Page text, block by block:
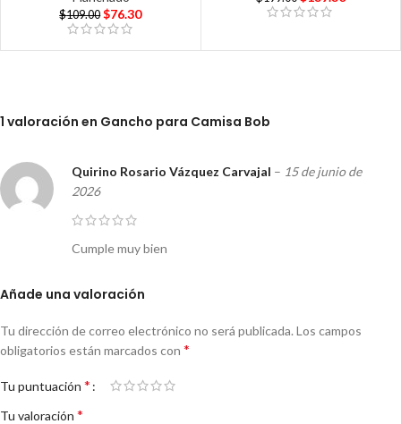
$109.00 $76.30
1 valoración en Gancho para Camisa Bob
Quirino Rosario Vázquez Carvajal – 15 de junio de
2026
Cumple muy bien
Añade una valoración
Tu dirección de correo electrónico no será publicada. Los campos
obligatorios están marcados con *
Tu puntuación *
Tu valoración *